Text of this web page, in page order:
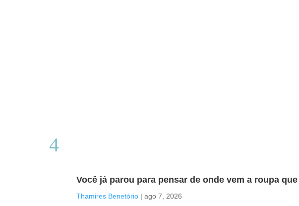
Você já parou para pensar de onde vem a roupa
Thamires Benetório | ago 7, 2026